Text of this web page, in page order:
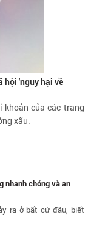
hội 'nguy hại về
khoản của các trang
xấu.
nhanh chóng và an
ra ở bất cứ đâu, biết